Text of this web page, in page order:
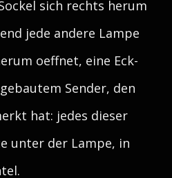
sich rechts herum
jede andere Lampe
oeffnet, eine Eck-
Sender, den
hat: jedes dieser
unter der Lampe, in